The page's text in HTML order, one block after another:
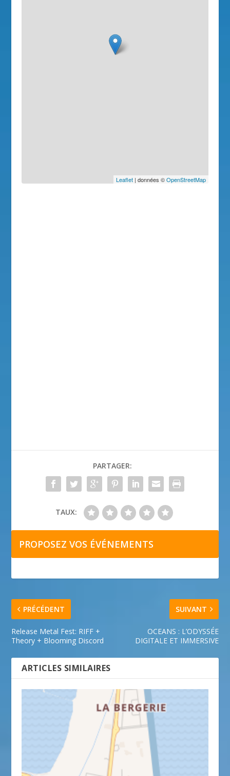
Leaflet| données ©OpenStreetMap
PARTAGER:
TAUX:
PROPOSEZ VOS ÉVÉNEMENTS
PRÉCÉDENT
Release Metal Fest: RIFF +
Theory + Blooming Discord
SUIVANT
OCEANS : L’ODYSSÉE
DIGITALE ET IMMERSIVE
ARTICLES SIMILAIRES